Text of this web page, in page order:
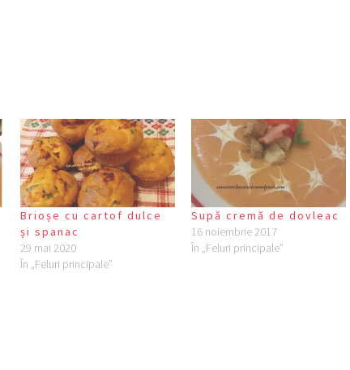
Brioșe cu cartof dulce
și spanac
29 mai 2020
În „Feluri principale”
Supă cremă de dovleac
16 noiembrie 2017
În „Feluri principale”